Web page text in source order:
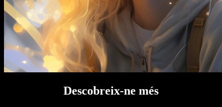
Descobreix-ne més